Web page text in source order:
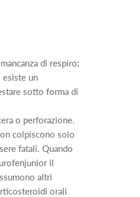
di respiro;
un
sotto forma di
o perforazione.
colpiscono solo
fatali. Quando
il
altri
orali